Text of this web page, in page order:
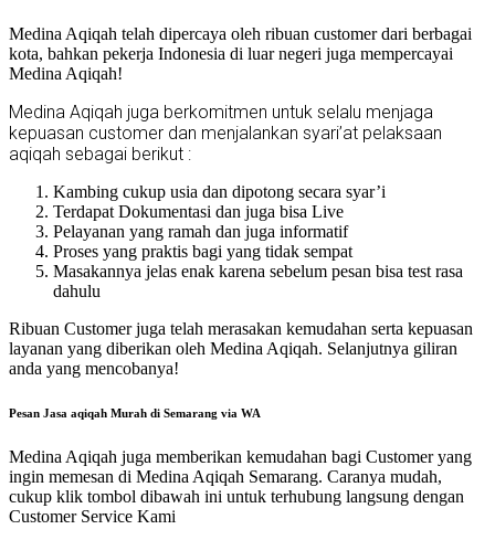
Medina Aqiqah telah dipercaya oleh ribuan customer dari berbagai
kota, bahkan pekerja Indonesia di luar negeri juga mempercayai
Medina Aqiqah!
Medina Aqiqah juga berkomitmen untuk selalu menjaga
kepuasan customer dan menjalankan syari’at pelaksaan
aqiqah sebagai berikut :
Kambing cukup usia dan dipotong secara syar’i
Terdapat Dokumentasi dan juga bisa Live
Pelayanan yang ramah dan juga informatif
Proses yang praktis bagi yang tidak sempat
Masakannya jelas enak karena sebelum pesan bisa test rasa
dahulu
Ribuan Customer juga telah merasakan kemudahan serta kepuasan
layanan yang diberikan oleh Medina Aqiqah. Selanjutnya giliran
anda yang mencobanya!
Pesan Jasa aqiqah Murah di Semarang via WA
Medina Aqiqah juga memberikan kemudahan bagi Customer yang
ingin memesan di Medina Aqiqah Semarang. Caranya mudah,
cukup klik tombol dibawah ini untuk terhubung langsung dengan
Customer Service Kami